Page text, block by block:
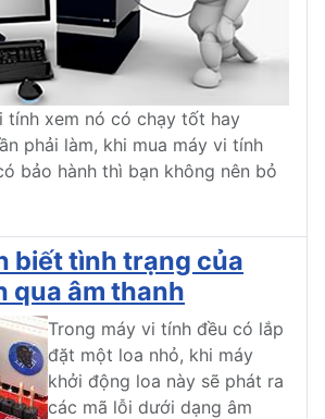
tính xem nó có chạy tốt hay
phải làm, khi mua máy vi tính
bảo hành thì bạn không nên bỏ
biết tình trạng của
qua âm thanh
Trong máy vi tính đều có lắp
đặt một loa nhỏ, khi máy
khởi động loa này sẽ phát ra
các mã lỗi dưới dạng âm